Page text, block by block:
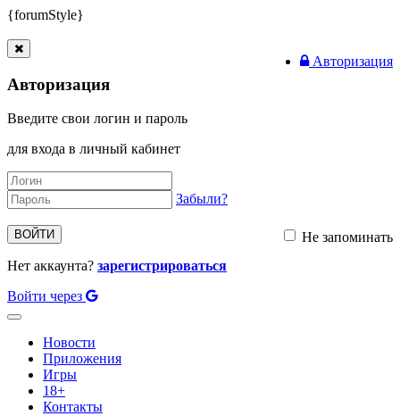
{forumStyle}
Авторизация
Авторизация
Введите свои логин и пароль
для входа в личный кабинет
Забыли?
ВОЙТИ
Не запоминать
Нет аккаунта? зарегистрироваться
Войти через
Toggle
navigationНовости
Приложения
Игры
18+
Контакты